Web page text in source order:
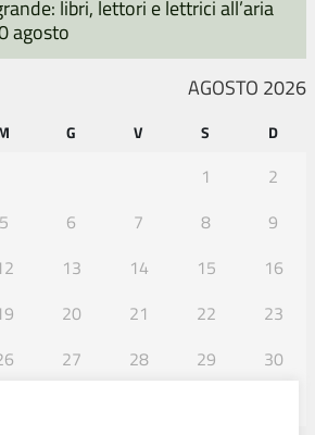
libri, lettori e lettrici all’aria
agosto
AGOSTO 2026
G V S D
1
2
5 6 7 8
9
13 14 15
16
20 21 22
23
27 28 29
30